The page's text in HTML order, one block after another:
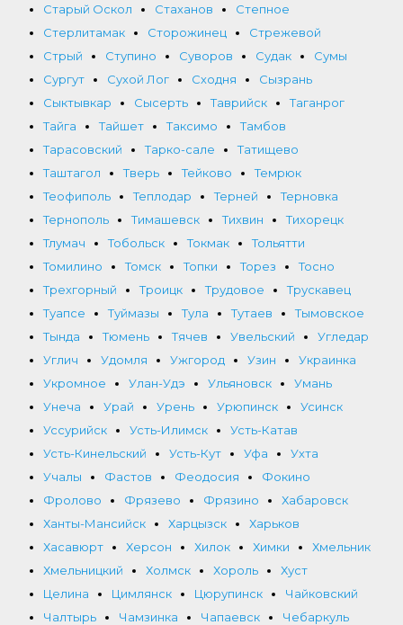
Старый Оскол
Стаханов
Степное
Стерлитамак
Сторожинец
Стрежевой
Стрый
Ступино Суворов Судак
Сумы
Сургут
Сухой Лог Сходня
Сызрань
Сыктывкар
Сысерть Таврийск
Таганрог
Тайга
Тайшет Таксимо
Тамбов
Тарасовский
Тарко-сале
Татищево
Таштагол
Тверь Тейково
Темрюк
Теофиполь
Теплодар Терней
Терновка
Тернополь
Тимашевск Тихвин
Тихорецк
Тлумач
Тобольск Токмак
Тольятти
Томилино
Томск Топки Торез
Тосно
Трехгорный
Троицк Трудовое
Трускавец
Туапсе
Туймазы Тула Тутаев
Тымовское
Тында
Тюмень Тячев Увельский
Угледар
Углич
Удомля Ужгород Узин
Украинка
Укромное
Улан-Удэ Ульяновск
Умань
Унеча
Урай Урень Урюпинск
Усинск
Уссурийск
Усть-Илимск
Усть-Катав
Усть-Кинельский
Усть-Кут Уфа
Ухта
Учалы
Фастов Феодосия
Фокино
Фролово
Фрязево Фрязино
Хабаровск
Ханты-Мансийск
Харцызск
Харьков
Хасавюрт
Херсон Хилок Химки
Хмельник
Хмельницкий
Холмск Хороль
Хуст
Целина
Цимлянск Цюрупинск
Чайковский
Чалтырь
Чамзинка Чапаевск
Чебаркуль